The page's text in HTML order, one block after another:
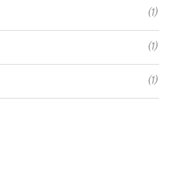
(1)
(1)
(1)